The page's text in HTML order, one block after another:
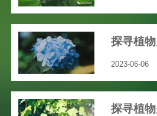
2023-06-06